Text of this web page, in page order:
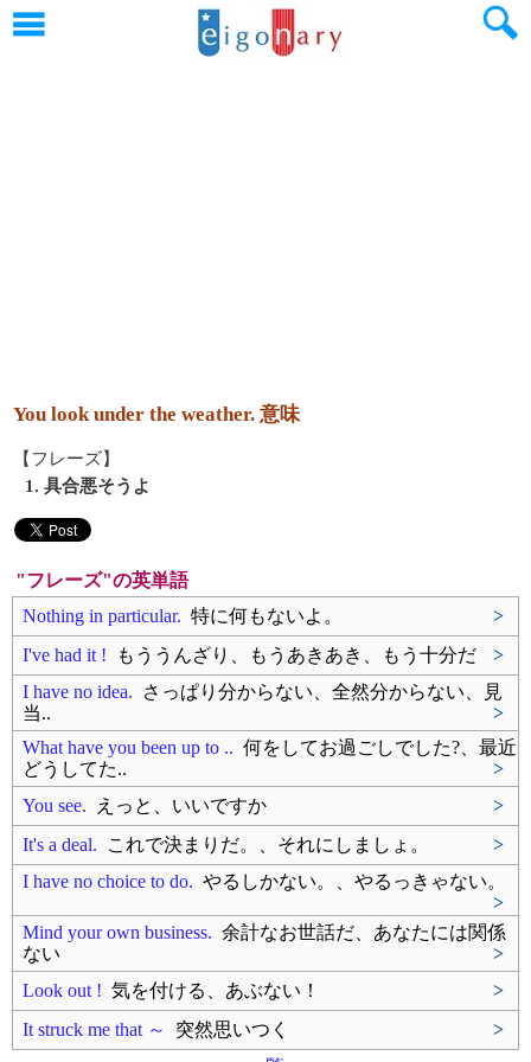
You look under the weather. 意味
【フレーズ】
1. 具合悪そうよ
"フレーズ"の英単語
Nothing in particular. 特に何もないよ。
>
I've had it ! もううんざり、もうあきあき、もう十分だ
>
I have no idea. さっぱり分からない、全然分からない、見
当..
>
What have you been up to .. 何をしてお過ごしでした?、最近
どうしてた..
>
You see. えっと、いいですか
>
It's a deal. これで決まりだ。、それにしましょ。
>
I have no choice to do. やるしかない。、やるっきゃない。
>
Mind your own business. 余計なお世話だ、あなたには関係
ない
>
Look out ! 気を付ける、あぶない！
>
It struck me that ～
突然思いつく
>